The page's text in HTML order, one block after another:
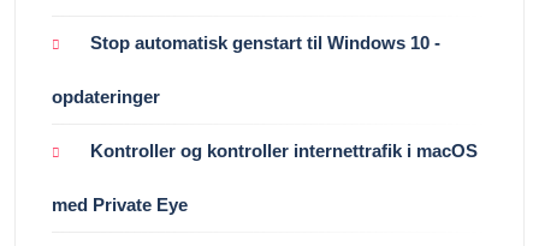
Stop automatisk genstart til Windows 10 -
opdateringer
Kontroller og kontroller internettrafik i macOS
med Private Eye